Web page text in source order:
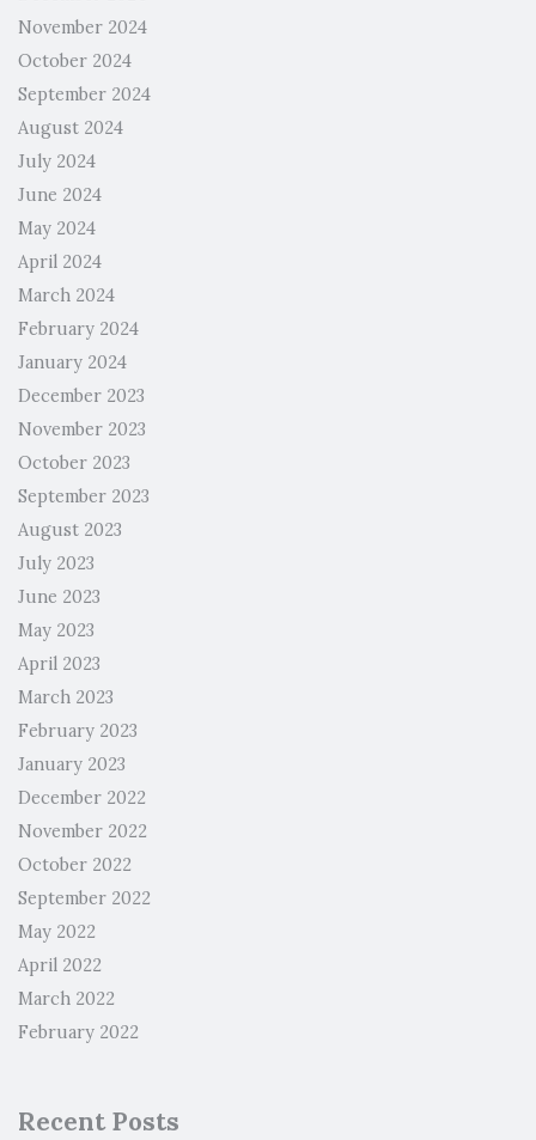
November 2024
October 2024
September 2024
August 2024
July 2024
June 2024
May 2024
April 2024
March 2024
February 2024
January 2024
December 2023
November 2023
October 2023
September 2023
August 2023
July 2023
June 2023
May 2023
April 2023
March 2023
February 2023
January 2023
December 2022
November 2022
October 2022
September 2022
May 2022
April 2022
March 2022
February 2022
Recent Posts